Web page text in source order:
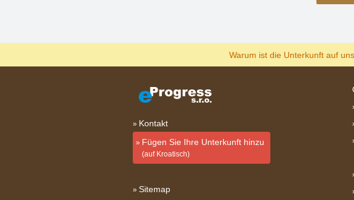
Warum ist die Unterkunft auf
Kontakt
Fügen Sie Ihre Unterkunft hinzu
(auf Kroatisch)
Sitemap